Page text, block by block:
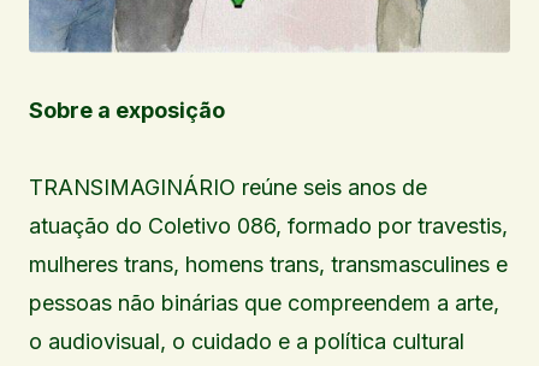
Sobre a exposição
TRANSIMAGINÁRIO reúne seis anos de
atuação do Coletivo 086, formado por travestis,
mulheres trans, homens trans, transmasculines e
pessoas não binárias que compreendem a arte,
o audiovisual, o cuidado e a política cultural